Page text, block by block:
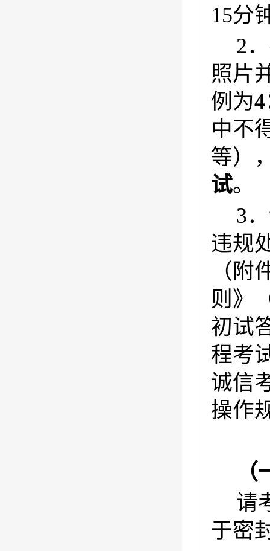
15分
2
照片
例为
中不
等）
试。
3
违规
（
则》
初试
程考
诚信
操作
请
于密